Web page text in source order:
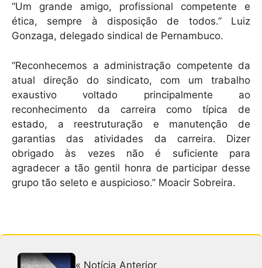
“Um grande amigo, profissional competente e
ética, sempre à disposição de todos.” Luiz
Gonzaga, delegado sindical de Pernambuco.
“Reconhecemos a administração competente da
atual direção do sindicato, com um trabalho
exaustivo voltado principalmente ao
reconhecimento da carreira como típica de
estado, a reestruturação e manutenção de
garantias das atividades da carreira. Dizer
obrigado às vezes não é suficiente para
agradecer a tão gentil honra de participar desse
grupo tão seleto e auspicioso.” Moacir Sobreira.
« Notícia Anterior